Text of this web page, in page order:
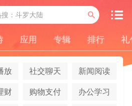
应用 专辑 排行 礼
放 社交聊天 新闻阅读
财 购物支付 办公学习